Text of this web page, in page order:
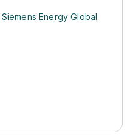
Siemens Energy Global